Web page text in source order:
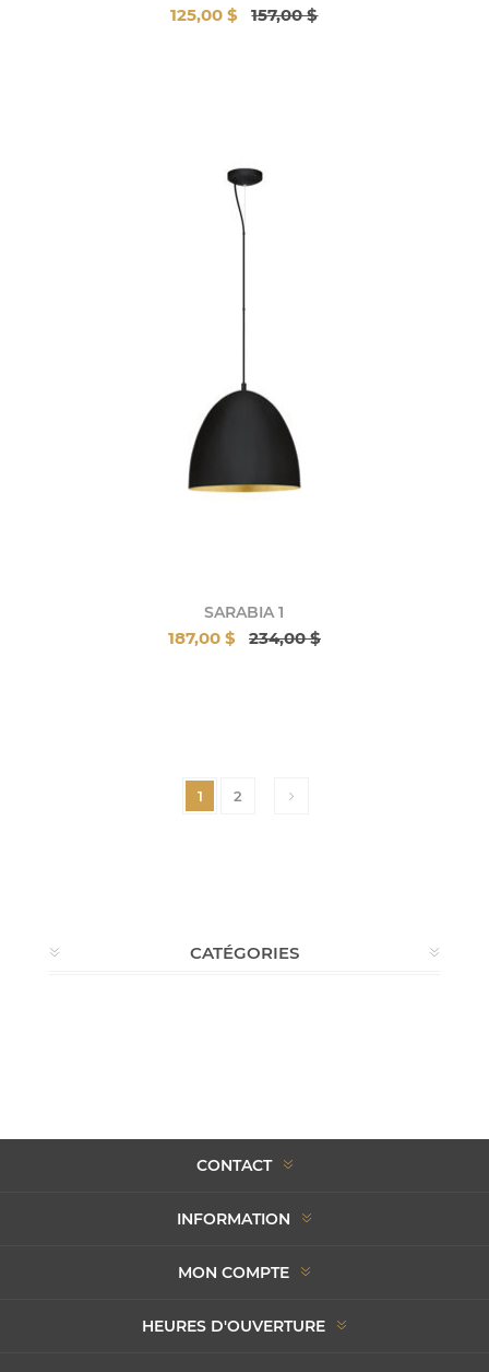
125,00 $ 157,00 $
SARABIA 1
187,00 $ 234,00 $
1 2
CATÉGORIES
CONTACT
INFORMATION
MON COMPTE
HEURES D'OUVERTURE